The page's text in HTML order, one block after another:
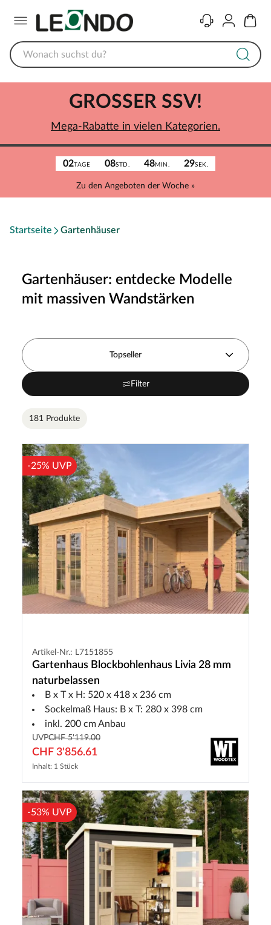
KontaktKonto
02TAGE 08STD. 48MIN. 29SEK.
Zu den Angeboten der Woche »
GROSSER SSV!
Mega-Rabatte in vielen Kategorien.
Startseite Gartenhäuser
Gartenhäuser: entdecke Modelle
mit massiven Wandstärken
Topseller
Filter
181 Produkte
-25% UVP
Artikel-Nr.: L7151855
Gartenhaus Blockbohlenhaus Livia 28 mm
naturbelassen
B x T x H: 520 x 418 x 236 cm
Sockelmaß Haus: B x T: 280 x 398 cm
inkl. 200 cm Anbau
UVPCHF 5'119.00
CHF 3'856.61
Inhalt: 1 Stück
-53% UVP